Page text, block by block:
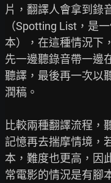
片，翻譯人會拿到錄
（Spotting List，是
本），在這種情況下
先一邊聽錄音帶一邊
聽譯，最後再一次以
潤稿。
比較兩種翻譯流程，
記憶再去揣摩情境，
本，難度也更高，因
常電影的情況是有腳